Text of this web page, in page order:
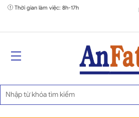
Thời gian làm việc: 8h-17h